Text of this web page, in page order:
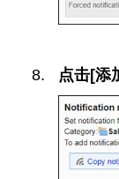
点击[添